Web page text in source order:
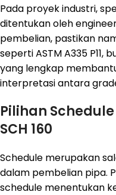
Pada proyek industri,
ditentukan oleh
pembelian, pastikan
seperti ASTM A335 P11,
yang lengkap
interpretasi antara
Pilihan Schedule
SCH 160
Schedule merupakan
dalam pembelian pipa.
schedule menentukan